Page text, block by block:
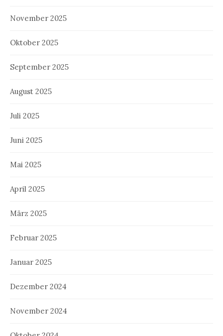
November 2025
Oktober 2025
September 2025
August 2025
Juli 2025
Juni 2025
Mai 2025
April 2025
März 2025
Februar 2025
Januar 2025
Dezember 2024
November 2024